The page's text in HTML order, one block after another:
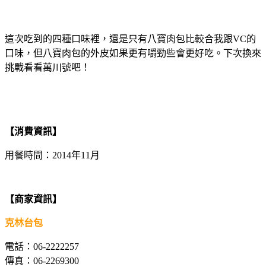
這次吃到的四種口味裡，還是只有八寶肉包比較合我跟VC的
口味，但八寶肉包的外皮如果更有嚼勁些會更好吃。下次換來
挑戰看看萬川號吧！
【消費資訊】
用餐時間：2014年11月
【商家資訊】
克林台包
電話：06-2222257
傳真：06-2269300